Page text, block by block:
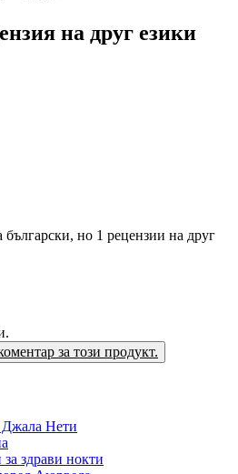
на друг езики
но 1 рецензии на друг
за този продукт.
Джала Нети
здрави нокти